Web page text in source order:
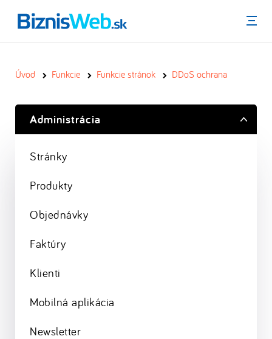
Menu
Úvod Funkcie Funkcie stránok DDoS ochrana
Administrácia
Stránky
Produkty
Objednávky
Faktúry
Klienti
Mobilná aplikácia
Newsletter